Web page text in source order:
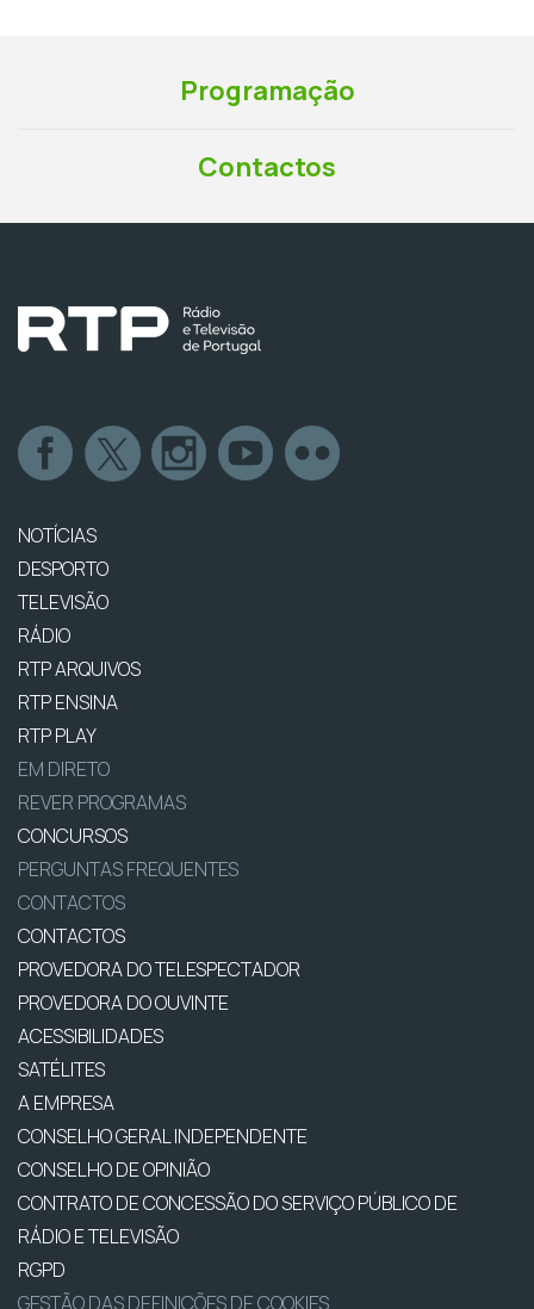
Programação
Contactos
NOTÍCIAS
DESPORTO
TELEVISÃO
RÁDIO
RTP ARQUIVOS
RTP ENSINA
RTP PLAY
EM DIRETO
REVER PROGRAMAS
CONCURSOS
PERGUNTAS FREQUENTES
CONTACTOS
CONTACTOS
PROVEDORA DO TELESPECTADOR
PROVEDORA DO OUVINTE
ACESSIBILIDADES
SATÉLITES
A EMPRESA
CONSELHO GERAL INDEPENDENTE
CONSELHO DE OPINIÃO
CONTRATO DE CONCESSÃO DO SERVIÇO PÚBLICO DE
RÁDIO E TELEVISÃO
RGPD
GESTÃO DAS DEFINIÇÕES DE COOKIES